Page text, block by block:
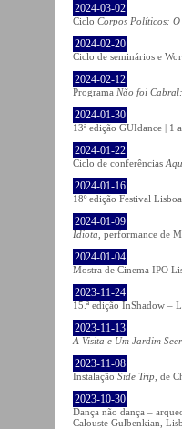
2024-03-02
Ciclo Corpos Políticos:
2024-02-20
Ciclo de seminários e
2024-02-12
Programa Não foi
2024-01-30
13ª edição GUIdance | 1
2024-01-22
Ciclo de conferências
2024-01-16
18º edição Festival
2024-01-09
Idiota , performance de
2024-01-04
Mostra de Cinema IPO
2023-11-24
15.ª edição InShadow –
2023-11-13
A Visita e Um Jardim
2023-11-08
Instalação Side Trip , de
2023-10-30
Dança não dança –
Calouste Gulbenkian,